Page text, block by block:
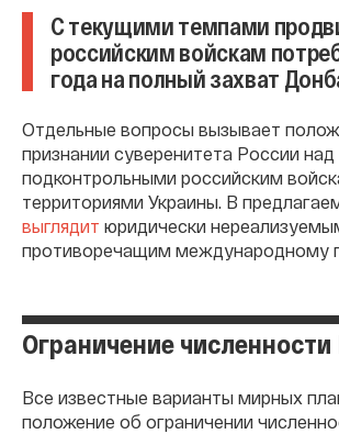
С текущими темпами
российским войскам
года на полный захват
Отдельные вопросы вызывает
признании суверенитета России над
подконтрольными российским
территориями Украины. В
выглядит юридически
противоречащим международному
Ограничение
Все известные варианты мирных
положение об ограничении